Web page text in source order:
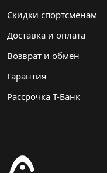
Скидки спортсменам
Доставка и оплата
Возврат и обмен
Гарантия
Рассрочка Т-Банк